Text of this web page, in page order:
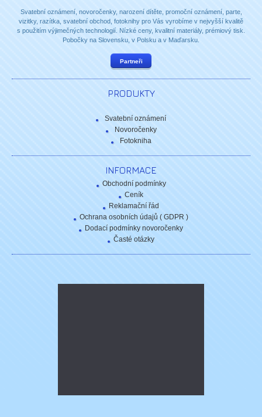
Svatební oznámení, novoročenky, narození dítěte, promoční oznámení, parte,
vizitky, razítka, svatební obchod, fotoknihy pro Vás vyrobíme v nejvyšší kvalitě
s použitím výjimečných technologií. Nízké ceny, kvalitní materiály, prémiový tisk.
Pobočky na Slovensku, v Polsku a v Maďarsku.
Partneři
PRODUKTY
Svatební oznámení
Novoročenky
Fotokniha
INFORMACE
Obchodní podmínky
Ceník
Reklamační řád
Ochrana osobních údajů ( GDPR )
Dodací podmínky novoročenky
Časté otázky